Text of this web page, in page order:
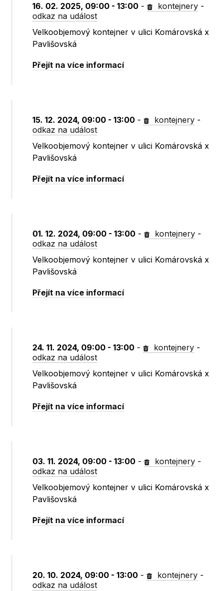
16. 02. 2025, 09:00 - 13:00 - kontejnery -
odkaz na událost
Velkoobjemový kontejner v ulici Komárovská x
Pavlišovská
Přejít na více informací
15. 12. 2024, 09:00 - 13:00 - kontejnery -
odkaz na událost
Velkoobjemový kontejner v ulici Komárovská x
Pavlišovská
Přejít na více informací
01. 12. 2024, 09:00 - 13:00 - kontejnery -
odkaz na událost
Velkoobjemový kontejner v ulici Komárovská x
Pavlišovská
Přejít na více informací
24. 11. 2024, 09:00 - 13:00 - kontejnery -
odkaz na událost
Velkoobjemový kontejner v ulici Komárovská x
Pavlišovská
Přejít na více informací
03. 11. 2024, 09:00 - 13:00 - kontejnery -
odkaz na událost
Velkoobjemový kontejner v ulici Komárovská x
Pavlišovská
Přejít na více informací
20. 10. 2024, 09:00 - 13:00 - kontejnery -
odkaz na událost